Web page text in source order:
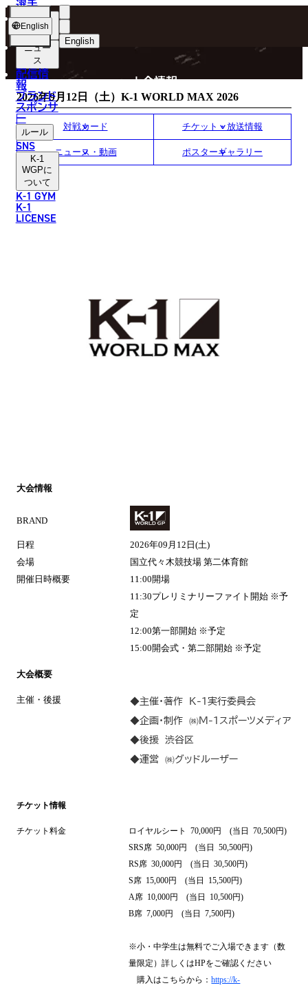
English
日本語
한국어
中文（简体）
中文（繁體）
選手
ショッ
プ
ニュー
ス
配信情
報
ブランド
スポンサ
ー
ルール
SNS
K-1
WGPに
ついて
K-1 GYM
K-1
LICENSE
English
EVENT INFORMATION
大会情報
2026年9月12日（土）K-1 WORLD MAX 2026
対戦カード チケット・放送情報
ニュース・動画 ポスターギャラリー
大会情報
BRAND
日程 2026年09月12日(土)
会場
国立代々木競技場 第二体育館
開催日時概要
11:00開場
11:30プレリミナリーファイト開始 ※予
定
12:00第一部開始 ※予定
15:00開会式・第二部開始 ※予定
大会概要
主催・後援
◆主催・著作 K-1実行委員会
◆企画・制作 ㈱M-1スポーツメディア
◆後援 渋谷区
◆運営 ㈱グッドルーザー
チケット情報
チケット料金
ロイヤルシート 70,000円 (当日 70,500円)
SRS席 50,000円 (当日 50,500円)
RS席 30,000円 (当日 30,500円)
S席 15,000円 (当日 15,500円)
A席 10,000円 (当日 10,500円)
B席 7,000円 (当日 7,500円)
※小・中学生は無料でご入場できます（数
量限定）詳しくはHPをご確認ください
購入はこちらから：https://k-